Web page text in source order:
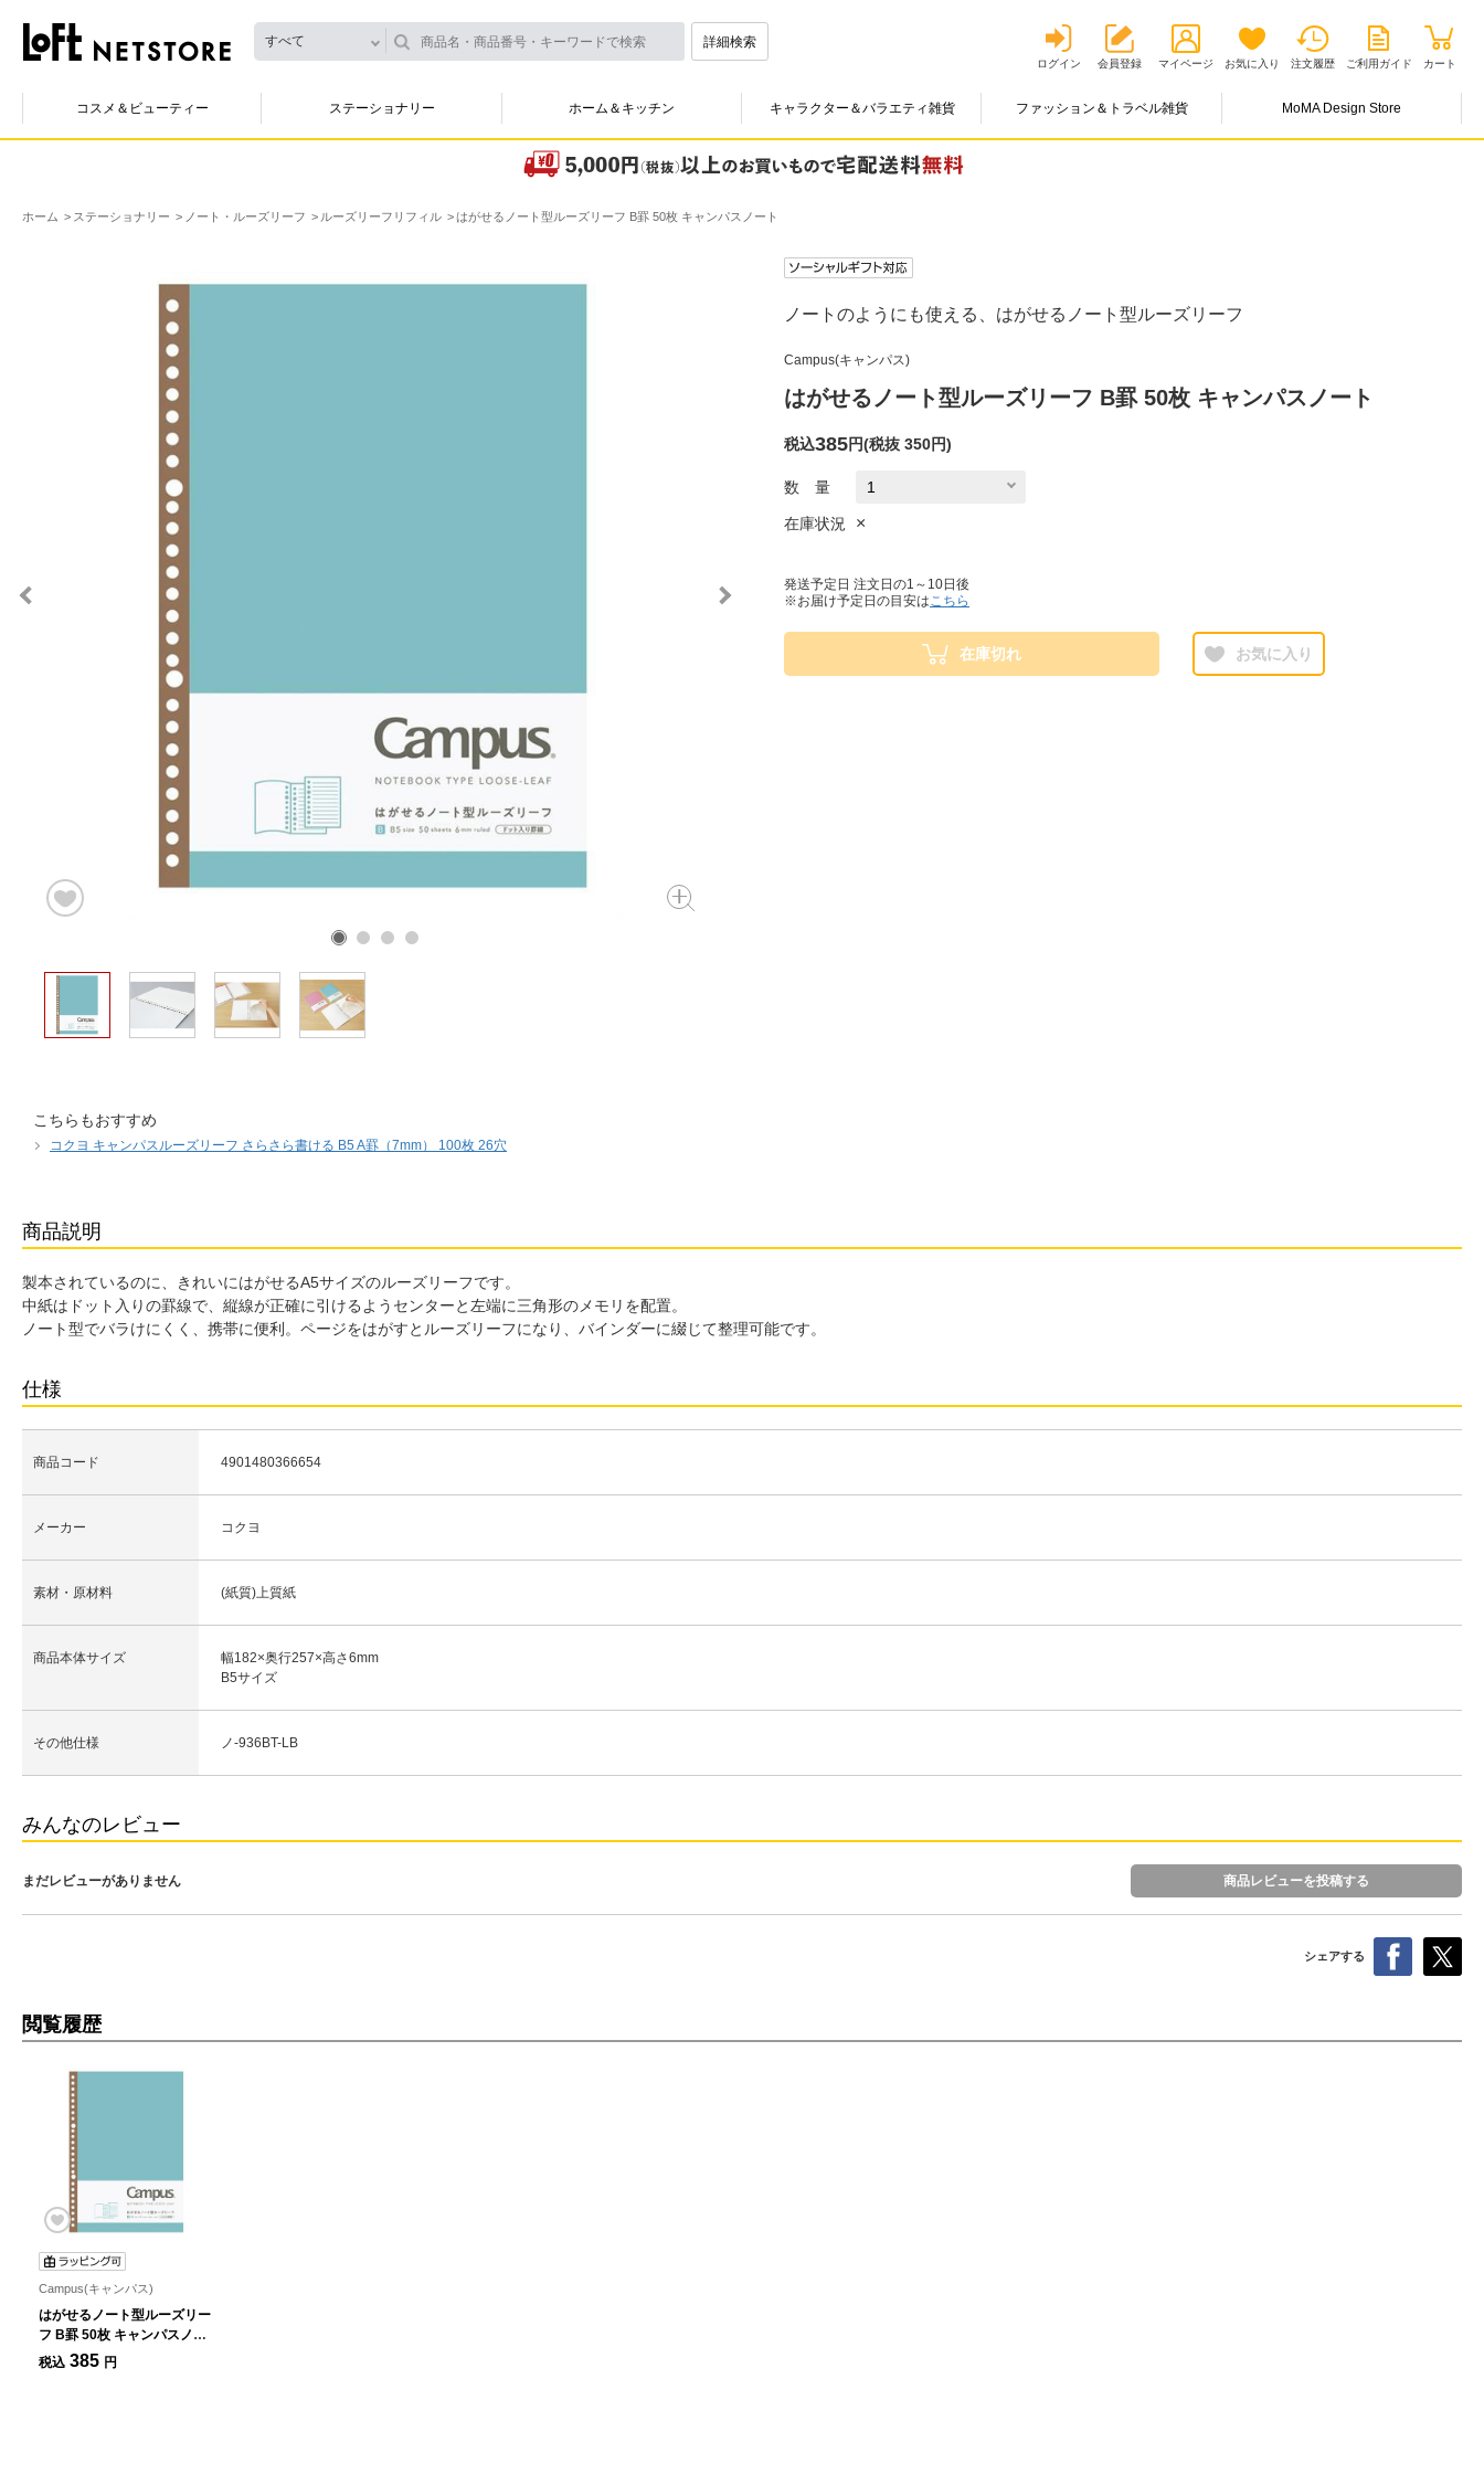
すべて 詳細検索
ログイン 会員登録 マイページ お気に入り 注文履歴 ご利用ガイド カート
コスメ＆ビューティー ステーショナリー ホーム＆キッチン キャラクター＆バラエティ雑貨 ファッション＆トラベル雑貨 MoMA Design Store
ホーム ステーショナリー ノート・ルーズリーフ ルーズリーフリフィル はがせるノート型ルーズリーフ B罫 50枚 キャンパスノート
ノートのようにも使える、はがせるノート型ルーズリーフ
Campus(キャンパス)
はがせるノート型ルーズリーフ B罫 50枚 キャンパスノート
税込385円(税抜 350円)
数 量
在庫状況 ×
発送予定日 注文日の1～10日後
※お届け予定日の目安はこちら
在庫切れ お気に入り
こちらもおすすめ
コクヨ キャンパスルーズリーフ さらさら書ける B5 A罫（7mm） 100枚 26穴
商品説明
製本されているのに、きれいにはがせるA5サイズのルーズリーフです。
中紙はドット入りの罫線で、縦線が正確に引けるようセンターと左端に三角形のメモリを配置。
ノート型でバラけにくく、携帯に便利。ページをはがすとルーズリーフになり、バインダーに綴じて整理可能です。
仕様
商品コード 4901480366654
メーカー コクヨ
素材・原材料 (紙質)上質紙
商品本体サイズ
幅182×奥行257×高さ6mm
B5サイズ
その他仕様 ノ-936BT-LB
みんなのレビュー
まだレビューがありません 商品レビューを投稿する
シェアする
閲覧履歴
Campus(キャンパス)
はがせるノート型ルーズリー
フ B罫 50枚 キャンパスノー
ト
税込 385 円